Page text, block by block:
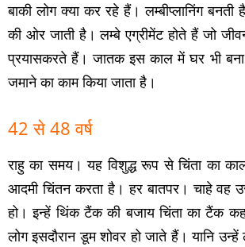
बाकी लोग क्‍या कर रहे हैं। लम्‍बीप्‍लानिंग बनती
की ओर जाती है। लम्‍बे एग्रीमेंट होते हैं जो
प्रयासकरते हैं। जातक इस काल में घर भी बना
जमाने का काम किया जाता है।
42 से 48 वर्ष
राहु का समय। यह विशुद्ध रूप से चिंता का
आदमी चिंतन करता है। हर बातपर। चाहे वह
हो। इन्‍हें थिंक टैंक की बजाय चिंता का टैंक
लोग इसदौरान डूम शोवर हो जाते हैं। यानि